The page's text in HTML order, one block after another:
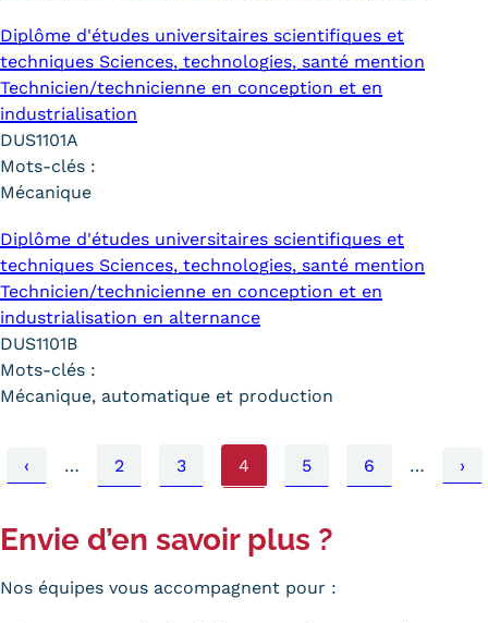
Diplôme d'études universitaires scientifiques et
techniques Sciences, technologies, santé mention
Technicien/technicienne en conception et en
industrialisation
DUS1101A
Mots-clés :
Mécanique
Diplôme d'études universitaires scientifiques et
techniques Sciences, technologies, santé mention
Technicien/technicienne en conception et en
industrialisation en alternance
DUS1101B
Mots-clés :
Mécanique, automatique et production
Pagination
Page
précédente
‹ … Page
2 Page
3 Page
4 Page
5 Page
6 … ›
Envie d’en savoir plus ?
Nos équipes vous accompagnent pour :